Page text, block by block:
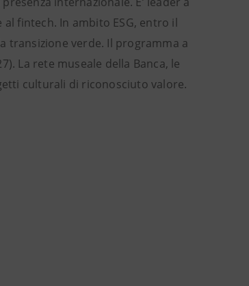
fintech. In ambito ESG, entro il
transizione verde. Il programma a
La rete museale della Banca, le
culturali di riconosciuto valore.